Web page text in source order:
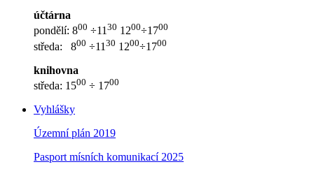
účtárna
pondělí: 800 ÷1130 1200÷1700
středa: 800 ÷11 30 1200÷1700
knihovna
středa: 1500 ÷ 1700
Vyhlášky
Územní plán 2019
Pasport mísních komunikací 2025